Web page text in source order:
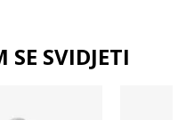
SVIDJETI